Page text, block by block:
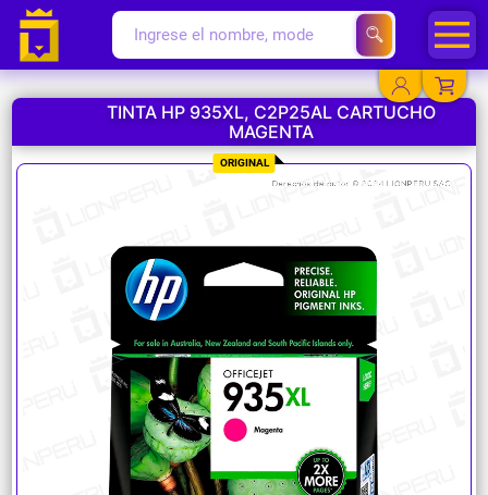
YA EXISTO
SOY NUEVO
TINTA HP 935XL, C2P25AL CARTUCHO
MAGENTA
ORIGINAL